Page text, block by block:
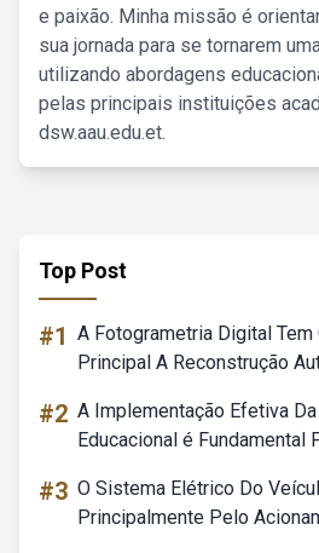
e paixão. Minha missão é
sua jornada para se tornarem
utilizando abordagens
pelas principais instituições
dsw.aau.edu.et.
Top Post
#1 A Fotogrametria Digital
Principal A Reconstrução
#2 A Implementação Efetiva
Educacional é Fundamental
#3 O Sistema Elétrico Do
Principalmente Pelo